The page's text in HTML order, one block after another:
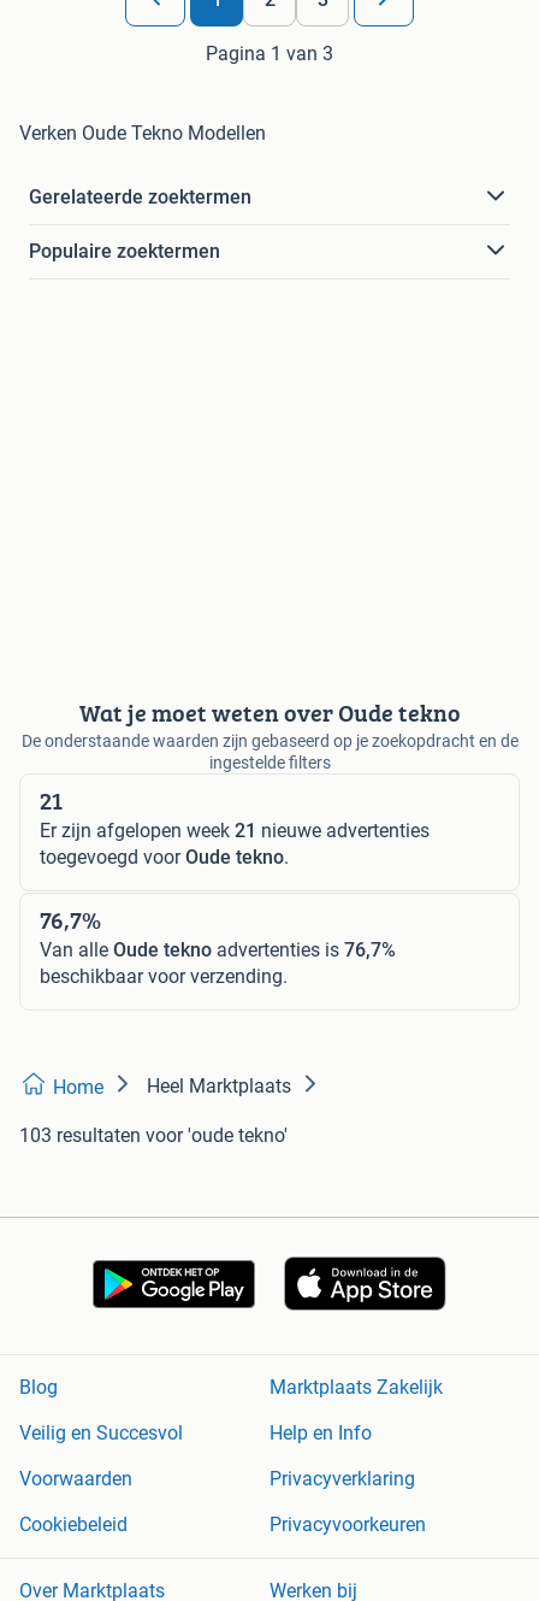
Pagina 1 van 3
Verken Oude Tekno Modellen
Gerelateerde zoektermen
Populaire zoektermen
Wat je moet weten over Oude tekno
De onderstaande waarden zijn gebaseerd op je zoekopdracht en de
ingestelde filters
21
Er zijn afgelopen week 21 nieuwe advertenties
toegevoegd voorOude tekno.
76,7%
Van alle Oude tekno advertenties is 76,7%
beschikbaar voor verzending.
Home Heel Marktplaats
103 resultaten voor 'oude tekno'
Blog
Marktplaats Zakelijk
Veilig en Succesvol
Help en Info
Voorwaarden
Privacyverklaring
Cookiebeleid
Privacyvoorkeuren
Over Marktplaats Werken bij